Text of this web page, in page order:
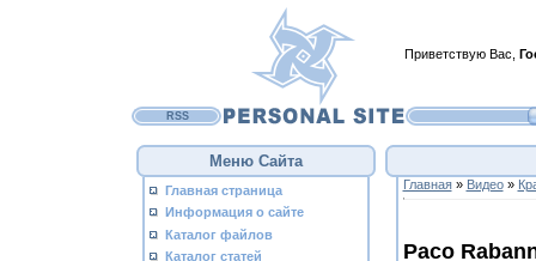
Приветствую Вас
RSS
Меню Сайта
Главная страница
Информация о сайте
Каталог файлов
Каталог статей
Главная» Видео»
Paco